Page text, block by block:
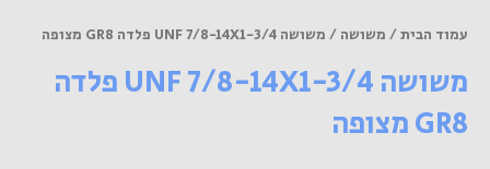
14X1-
פלדה
עמוד הבית/ משושה / משושה UNF 7/8-14X1-3/4 פלדה GR8 מצופה
משושה UNF 7/8-14X1-3/4 פלדה
GR8 מצופה